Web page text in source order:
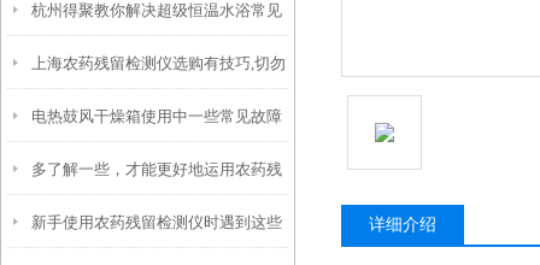
杭州得聚教你解决超级恒温水浴常见
故障
上海农药残留检测仪选购有技巧,切勿
盲目
电热鼓风干燥箱使用中一些常见故障
分析
多了解一些，才能更好地运用农药残
留检测仪
新手使用农药残留检测仪时遇到这些 详细介绍